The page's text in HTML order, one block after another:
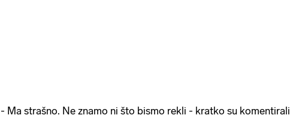
- Ma strašno. Ne znamo ni što bismo rekli - kratko su komentirali